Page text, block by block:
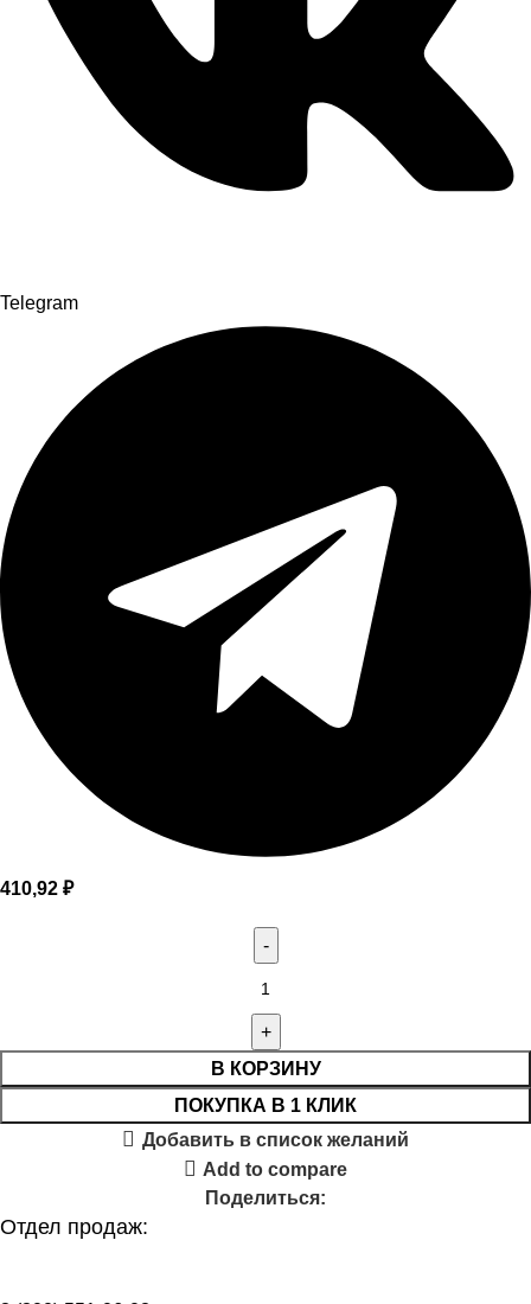
Telegram
410,92 ₽
В КОРЗИНУ
ПОКУПКА В 1 КЛИК
Добавить в список желаний
Add to compare
Поделиться:
Отдел продаж: